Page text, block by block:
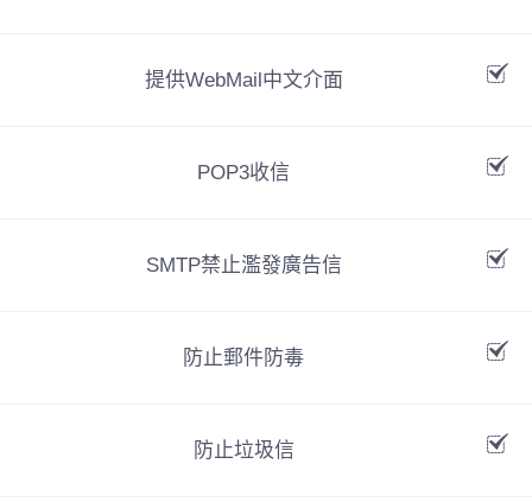
提供WebMail中文介面
POP3收信
SMTP禁止濫發廣告信
防止郵件防毒
防止垃圾信